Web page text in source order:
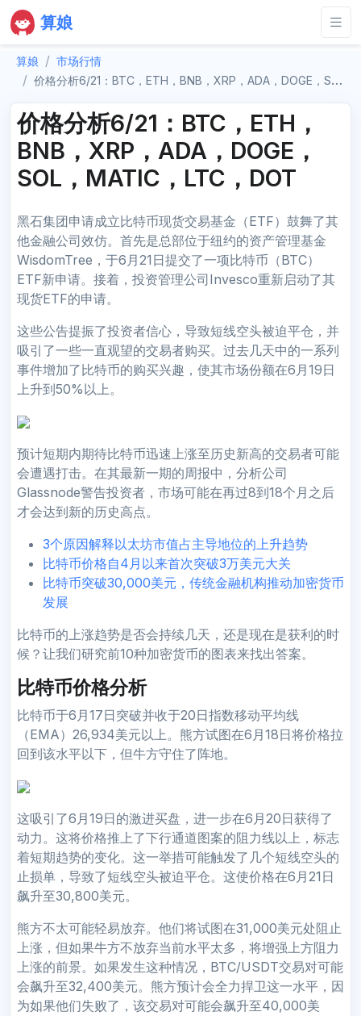
算娘
算娘
市场行情
价格分析6/21：BTC，ETH，BNB，XRP，ADA，DOGE，SOL，MATIC，LTC，DOT
价格分析6/21：BTC，ETH，
BNB，XRP，ADA，DOGE，
SOL，MATIC，LTC，DOT
黑石集团申请成立比特币现货交易基金（ETF）鼓舞了其
他金融公司效仿。首先是总部位于纽约的资产管理基金
WisdomTree，于6月21日提交了一项比特币（BTC）
ETF新申请。接着，投资管理公司Invesco重新启动了其
现货ETF的申请。
这些公告提振了投资者信心，导致短线空头被迫平仓，并
吸引了一些一直观望的交易者购买。过去几天中的一系列
事件增加了比特币的购买兴趣，使其市场份额在6月19日
上升到50%以上。
预计短期内期待比特币迅速上涨至历史新高的交易者可能
会遭遇打击。在其最新一期的周报中，分析公司
Glassnode警告投资者，市场可能在再过8到18个月之后
才会达到新的历史高点。
3个原因解释以太坊市值占主导地位的上升趋势
比特币价格自4月以来首次突破3万美元大关
比特币突破30,000美元，传统金融机构推动加密货币
发展
比特币的上涨趋势是否会持续几天，还是现在是获利的时
候？让我们研究前10种加密货币的图表来找出答案。
比特币价格分析
比特币于6月17日突破并收于20日指数移动平均线
（EMA）26,934美元以上。熊方试图在6月18日将价格拉
回到该水平以下，但牛方守住了阵地。
这吸引了6月19日的激进买盘，进一步在6月20日获得了
动力。这将价格推上了下行通道图案的阻力线以上，标志
着短期趋势的变化。这一举措可能触发了几个短线空头的
止损单，导致了短线空头被迫平仓。这使价格在6月21日
飙升至30,800美元。
熊方不太可能轻易放弃。他们将试图在31,000美元处阻止
上涨，但如果牛方不放弃当前水平太多，将增强上方阻力
上涨的前景。如果发生这种情况，BTC/USDT交易对可能
会飙升至32,400美元。熊方预计会全力捍卫这一水平，因
为如果他们失败了，该交易对可能会飙升至40,000美